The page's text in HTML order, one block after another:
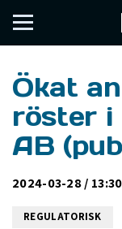
Ökat
röster i
AB
2024-03-28 / 13:30
REGULATORISK